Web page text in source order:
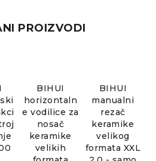
PROIZVODI
BIHUI
horizontaln
e vodilice za
nosač
keramike
velikih
BIHUI
manualni
rezač
keramike
velikog
formata XXL